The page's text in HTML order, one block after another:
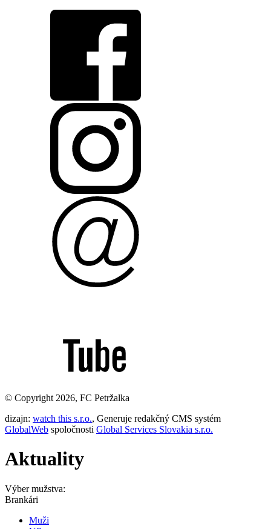
© Copyright 2026, FC Petržalka
dizajn: watch this s.r.o., Generuje redakčný CMS systém
GlobalWeb spoločnosti Global Services Slovakia s.r.o.
Aktuality
Výber mužstva:
Brankári
Muži